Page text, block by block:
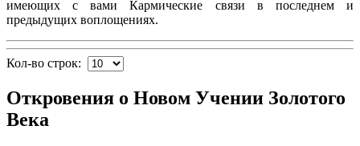
имеющих с вами Кармические связи в последнем и
предыдущих воплощениях.
Кол-во строк:
Откровения о Новом Учении Золотого
Века